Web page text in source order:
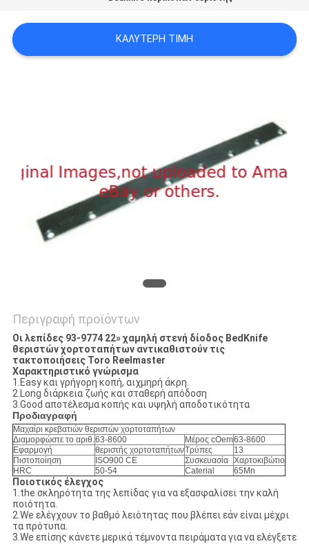
ΚΑΛΎΤΕΡΗ ΤΙΜΉ
Περιγραφή προϊόντων
Οι λεπίδες 93-9774 22» χαμηλή στενή δίοδος BedKnife
θεριστών χορτοταπήτων αντικαθιστούν τις
τακτοποιήσεις Toro Reelmaster
Χαρακτηριστικό γνώρισμα
1.Easy και γρήγορη κοπή, αιχμηρή άκρη.
2.Long διάρκεια ζωής και σταθερή απόδοση
3.Good αποτέλεσμα κοπής και υψηλή αποδοτικότητα
Προδιαγραφή
Μαχαίρι κρεβατιών θεριστών χορτοταπήτων
Διαμορφώστε το αριθ.63-8600 Μέρος cOem63-8600
Εφαρμογή
θεριστής χορτοταπήτωνΤρύπες
13
Πιστοποίηση
ISO900 CE Συσκευασία Χαρτοκιβώτιο
HRC
50-54 Caterial 65Mn
Ποιοτικός έλεγχος
1.the σκληρότητα της λεπίδας για να εξασφαλίσει την καλή
ποιότητα.
2.We ελέγχουν το βαθμό λειότητας που βλέπει εάν είναι μέχρι
τα πρότυπα.
3.We επίσης κάνετε μερικά τέμνοντα πειράματα για να ελέγξετε